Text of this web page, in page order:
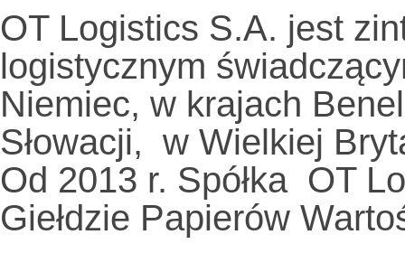
OT Logistics S.A. jest
logistycznym
Niemiec, w krajach
Słowacji, w Wielkiej
Od 2013 r. Spółka OT
Giełdzie Papierów